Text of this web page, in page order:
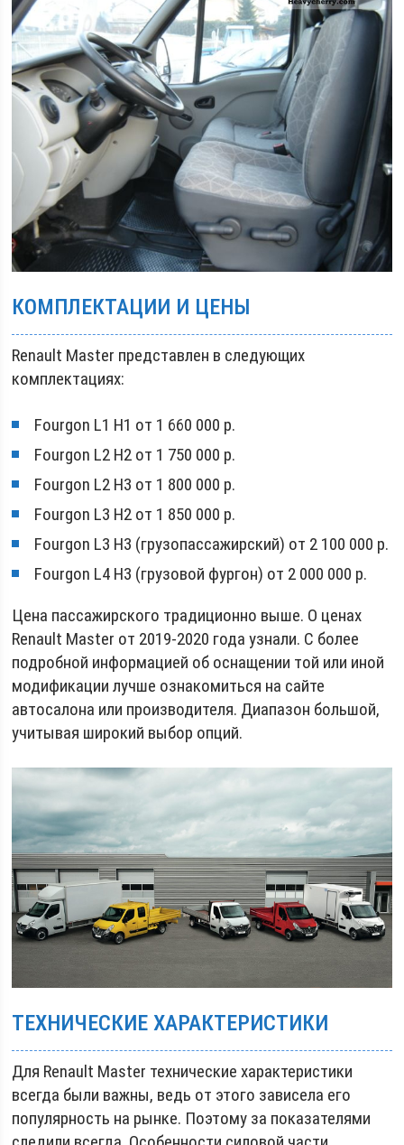
КОМПЛЕКТАЦИИ И ЦЕНЫ
Renault Master представлен в следующих
комплектациях:
Fourgon L1 H1 от 1 660 000 р.
Fourgon L2 H2 от 1 750 000 р.
Fourgon L2 H3 от 1 800 000 р.
Fourgon L3 H2 от 1 850 000 р.
Fourgon L3 H3 (грузопассажирский) от 2 100 000 р.
Fourgon L4 H3 (грузовой фургон) от 2 000 000 р.
Цена пассажирского традиционно выше. О ценах
Renault Master от 2019-2020 года узнали. С более
подробной информацией об оснащении той или иной
модификации лучше ознакомиться на сайте
автосалона или производителя. Диапазон большой,
учитывая широкий выбор опций.
ТЕХНИЧЕСКИЕ ХАРАКТЕРИСТИКИ
Для Renault Master технические характеристики
всегда были важны, ведь от этого зависела его
популярность на рынке. Поэтому за показателями